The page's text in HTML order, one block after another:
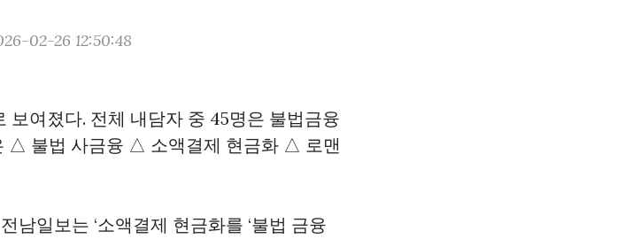
02-26 12:50:48
보여졌다. 전체 내담자 중 45명은 불법금융
△ 불법 사금융 △ 소액결제 현금화 △ 로맨
남일보는 ‘소액결제 현금화를 ‘불법 금융